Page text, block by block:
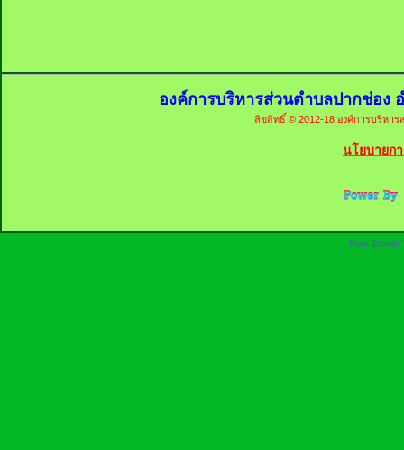
องค์การบริหารส่วนตำบลปากช่อง
ลิขสิทธิ์ © 2012-18 องค์การบริหา
นโยบายก
Free